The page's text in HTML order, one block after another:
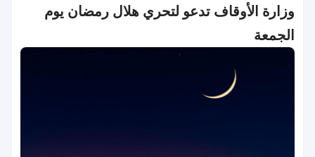
وزارة الأوقاف تدعو لتحري هلال رمضان يوم
الجمعة